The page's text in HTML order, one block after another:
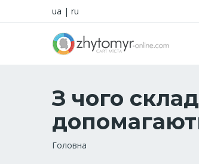
ua | ru
З чого
Рядок
Головна